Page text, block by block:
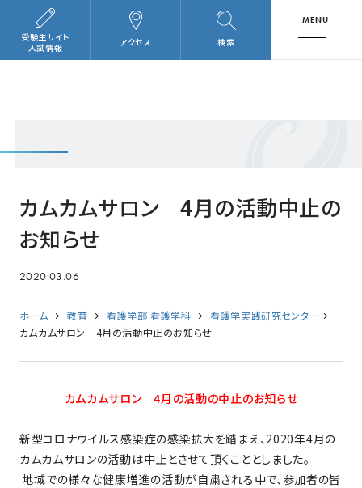
検索
アクセス
受験生サイト
入試情報
MENU
カムカムサロン 4月の活動中止の
お知らせ
2020.03.06
ホーム 教育 看護学部 看護学科
看護学実践研究センター
カムカムサロン 4月の活動中止のお知らせ
カムカムサロン 4月の活動の中止のお知らせ
新型コロナウイルス感染症の感染拡大を踏まえ、2020年4月の
カムカムサロンの活動は中止とさせて頂くこととしました。
地域での様々な健康増進の活動が自粛される中で、参加者の皆